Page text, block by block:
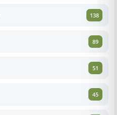
138
89
51
45